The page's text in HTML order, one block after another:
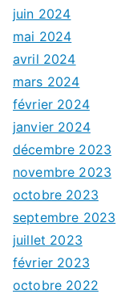
juin 2024
mai 2024
avril 2024
mars 2024
février 2024
janvier 2024
décembre 2023
novembre 2023
octobre 2023
septembre 2023
juillet 2023
février 2023
octobre 2022